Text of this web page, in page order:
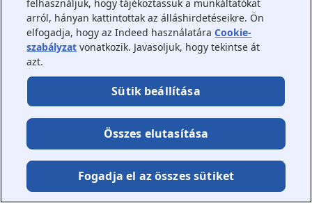
felhasználjuk, hogy tájékoztassuk a munkáltatókat
arról, hányan kattintottak az álláshirdetéseikre. Ön
elfogadja, hogy az Indeed használatáraCookie-
szabályzat vonatkozik. Javasoljuk, hogy tekintse át
azt.
Sütik beállítása
Összes elutasítása
Fogadja el az összes sütiket